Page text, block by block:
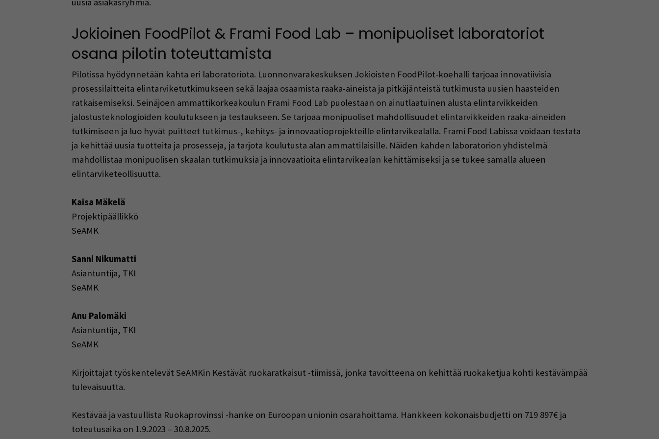
uusia asiakasryhmiä.
Jokioinen FoodPilot & Frami Food Lab – monipuoliset laboratoriot
osana pilotin toteuttamista
Pilotissa hyödynnetään kahta eri laboratoriota. Luonnonvarakeskuksen Jokioisten FoodPilot-koehalli tarjoaa innovatiivisia
prosessilaitteita elintarviketutkimukseen sekä laajaa osaamista raaka-aineista ja pitkäjänteistä tutkimusta uusien haasteiden
ratkaisemiseksi. Seinäjoen ammattikorkeakoulun Frami Food Lab puolestaan on ainutlaatuinen alusta elintarvikkeiden
jalostusteknologioiden koulutukseen ja testaukseen. Se tarjoaa monipuoliset mahdollisuudet elintarvikkeiden raaka-aineiden
tutkimiseen ja luo hyvät puitteet tutkimus-, kehitys- ja innovaatioprojekteille elintarvikealalla. Frami Food Labissa voidaan testata
ja kehittää uusia tuotteita ja prosesseja, ja tarjota koulutusta alan ammattilaisille. Näiden kahden laboratorion yhdistelmä
mahdollistaa monipuolisen skaalan tutkimuksia ja innovaatioita elintarvikealan kehittämiseksi ja se tukee samalla alueen
elintarviketeollisuutta.
Kaisa Mäkelä
Projektipäällikkö
SeAMK
Sanni Nikumatti
Asiantuntija, TKI
SeAMK
Anu Palomäki
Asiantuntija, TKI
SeAMK
Kirjoittajat työskentelevät SeAMKin Kestävät ruokaratkaisut -tiimissä, jonka tavoitteena on kehittää ruokaketjua kohti kestävämpää
tulevaisuutta.
Kestävää ja vastuullista Ruokaprovinssi -hanke on Euroopan unionin osarahoittama. Hankkeen kokonaisbudjetti on 719 897€ ja
toteutusaika on 1.9.2023 – 30.8.2025.